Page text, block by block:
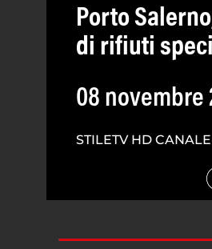
Porto
di rifiuti
08 novembre
STILETV HD